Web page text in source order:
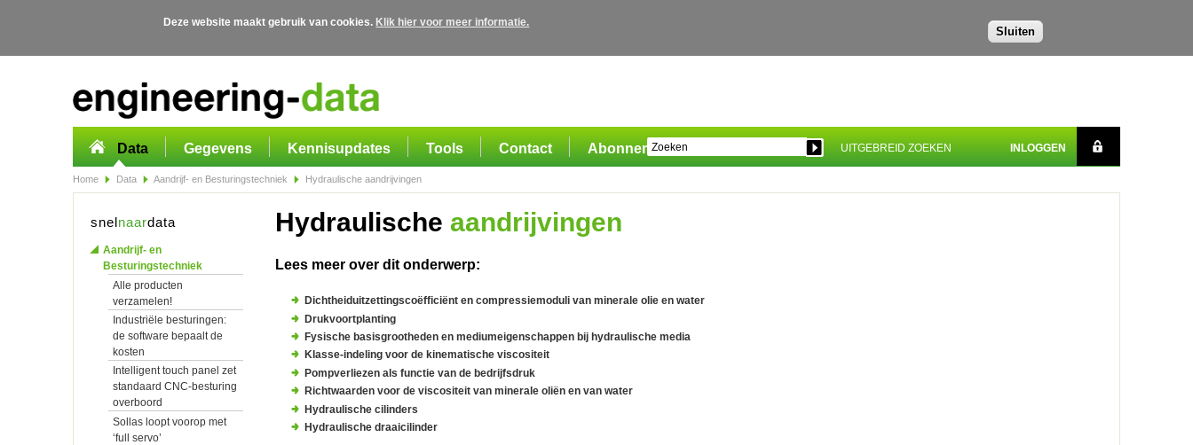
Deze website maakt gebruik van cookies. Klik hier voor meer informatie.
Sluiten
Data Gegevens Kennisupdates Tools Contact Abonnement INLOGGEN
UITGEBREID ZOEKEN
Home Data Aandrijf- en Besturingstechniek Hydraulische aandrijvingen
snelnaardata
Aandrijf- en
Besturingstechniek
Alle producten
verzamelen!
Industriële besturingen:
de software bepaalt de
kosten
Intelligent touch panel zet
standaard CNC-besturing
overboord
Sollas loopt voorop met
‘full servo’
Hydraulische aandrijvingen
Lees meer over dit onderwerp:
Dichtheiduitzettingscoëfficiënt en compressiemoduli van minerale olie en water
Drukvoortplanting
Fysische basisgrootheden en mediumeigenschappen bij hydraulische media
Klasse-indeling voor de kinematische viscositeit
Pompverliezen als functie van de bedrijfsdruk
Richtwaarden voor de viscositeit van minerale oliën en van water
Hydraulische cilinders
Hydraulische draaicilinder